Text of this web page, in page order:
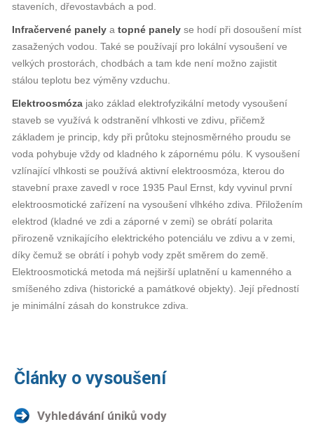
staveních, dřevostavbách a pod.
Infračervené panely a topné panely se hodí při dosoušení míst
zasažených vodou. Také se používají pro lokální vysoušení ve
velkých prostorách, chodbách a tam kde není možno zajistit
stálou teplotu bez výměny vzduchu.
Elektroosmóza jako základ elektrofyzikální metody vysoušení
staveb se využívá k odstranění vlhkosti ve zdivu, přičemž
základem je princip, kdy při průtoku stejnosměrného proudu se
voda pohybuje vždy od kladného k zápornému pólu. K vysoušení
vzlínající vlhkosti se používá aktivní elektroosmóza, kterou do
stavební praxe zavedl v roce 1935 Paul Ernst, kdy vyvinul první
elektroosmotické zařízení na vysoušení vlhkého zdiva. Přiložením
elektrod (kladné ve zdi a záporné v zemi) se obrátí polarita
přirozeně vznikajícího elektrického potenciálu ve zdivu a v zemi,
díky čemuž se obrátí i pohyb vody zpět směrem do země.
Elektroosmotická metoda má nejširší uplatnění u kamenného a
smíšeného zdiva (historické a památkové objekty). Její předností
je minimální zásah do konstrukce zdiva.
Články o vysoušení
Vyhledávání úniků vody